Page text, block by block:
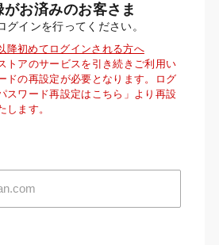
お済みのお客さま
グインを行ってください。
降初めてログインされる方へ
トアのサービスを引き続きご利用い
ドの再設定が必要となります。ログ
スワード再設定はこちら」より再設
します。